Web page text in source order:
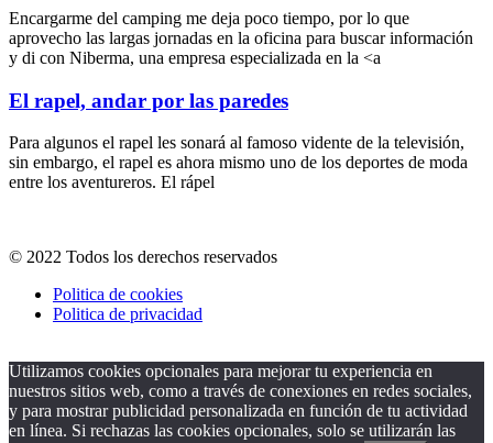
Encargarme del camping me deja poco tiempo, por lo que
aprovecho las largas jornadas en la oficina para buscar información
y di con Niberma, una empresa especializada en la <a
El rapel, andar por las paredes
Para algunos el rapel les sonará al famoso vidente de la televisión,
sin embargo, el rapel es ahora mismo uno de los deportes de moda
entre los aventureros. El rápel
© 2022 Todos los derechos reservados
Politica de cookies
Politica de privacidad
Utilizamos cookies opcionales para mejorar tu experiencia en
nuestros sitios web, como a través de conexiones en redes sociales,
y para mostrar publicidad personalizada en función de tu actividad
en línea. Si rechazas las cookies opcionales, solo se utilizarán las